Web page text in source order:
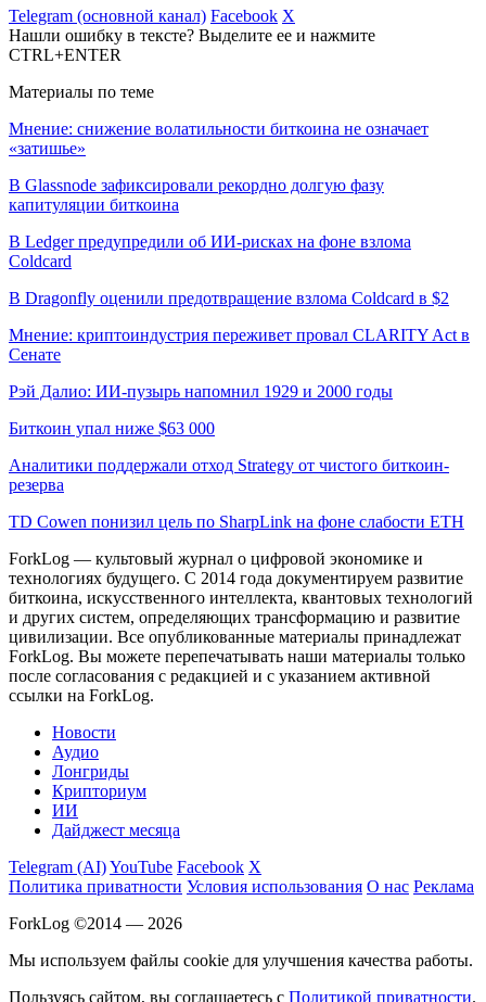
Telegram (основной канал) Facebook X
Нашли ошибку в тексте? Выделите ее и нажмите
CTRL+ENTER
Материалы по теме
Мнение: снижение волатильности биткоина не означает
«затишье»
В Glassnode зафиксировали рекордно долгую фазу
капитуляции биткоина
В Ledger предупредили об ИИ-рисках на фоне взлома
Coldcard
В Dragonfly оценили предотвращение взлома Coldcard в $2
Мнение: криптоиндустрия переживет провал CLARITY Act в
Сенате
Рэй Далио: ИИ-пузырь напомнил 1929 и 2000 годы
Биткоин упал ниже $63 000
Аналитики поддержали отход Strategy от чистого биткоин-
резерва
TD Cowen понизил цель по SharpLink на фоне слабости ETH
ForkLog — культовый журнал о цифровой экономике и
технологиях будущего. С 2014 года документируем развитие
биткоина, искусственного интеллекта, квантовых технологий
и других систем, определяющих трансформацию и развитие
цивилизации. Все опубликованные материалы принадлежат
ForkLog. Вы можете перепечатывать наши материалы только
после согласования с редакцией и с указанием активной
ссылки на ForkLog.
Новости
Аудио
Лонгриды
Крипториум
ИИ
Дайджест месяца
Telegram (AI)YouTube Facebook X
Политика приватности Условия использования О нас Реклама
ForkLog ©2014 — 2026
Мы используем файлы cookie для улучшения качества работы.
Пользуясь сайтом, вы соглашаетесь с Политикой приватности.